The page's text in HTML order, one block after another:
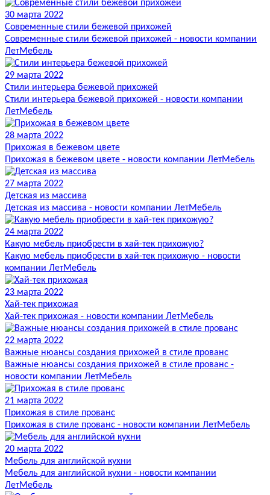
30 марта 2022
Современные стили бежевой прихожей
Современные стили бежевой прихожей - новости компании
ЛетМебель
29 марта 2022
Стили интерьера бежевой прихожей
Стили интерьера бежевой прихожей - новости компании
ЛетМебель
28 марта 2022
Прихожая в бежевом цвете
Прихожая в бежевом цвете - новости компании ЛетМебель
27 марта 2022
Детская из массива
Детская из массива - новости компании ЛетМебель
24 марта 2022
Какую мебель приобрести в хай-тек прихожую?
Какую мебель приобрести в хай-тек прихожую - новости
компании ЛетМебель
23 марта 2022
Хай-тек прихожая
Хай-тек прихожая - новости компании ЛетМебель
22 марта 2022
Важные нюансы создания прихожей в стиле прованс
Важные нюансы создания прихожей в стиле прованс -
новости компании ЛетМебель
21 марта 2022
Прихожая в стиле прованс
Прихожая в стиле прованс - новости компании ЛетМебель
20 марта 2022
Мебель для английской кухни
Мебель для английской кухни - новости компании
ЛетМебель